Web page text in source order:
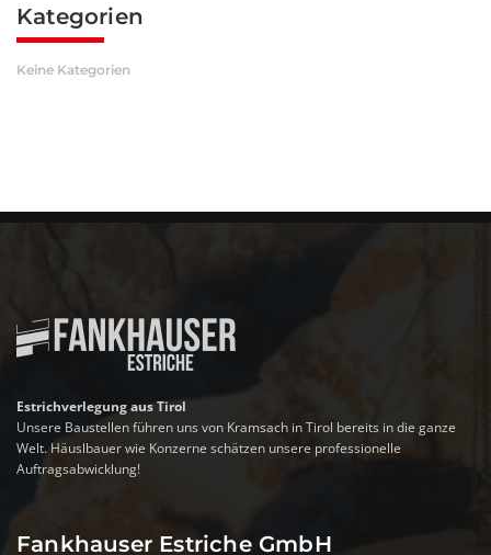
Kategorien
Keine Kategorien
Estrichverlegung aus Tirol
Unsere Baustellen führen uns von Kramsach in Tirol bereits in die ganze
Welt. Häuslbauer wie Konzerne schätzen unsere professionelle
Auftragsabwicklung!
Fankhauser Estriche GmbH